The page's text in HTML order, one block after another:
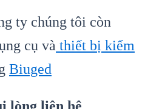
ty chúng tôi còn
cụ và thiết bị kiểm
Biuged